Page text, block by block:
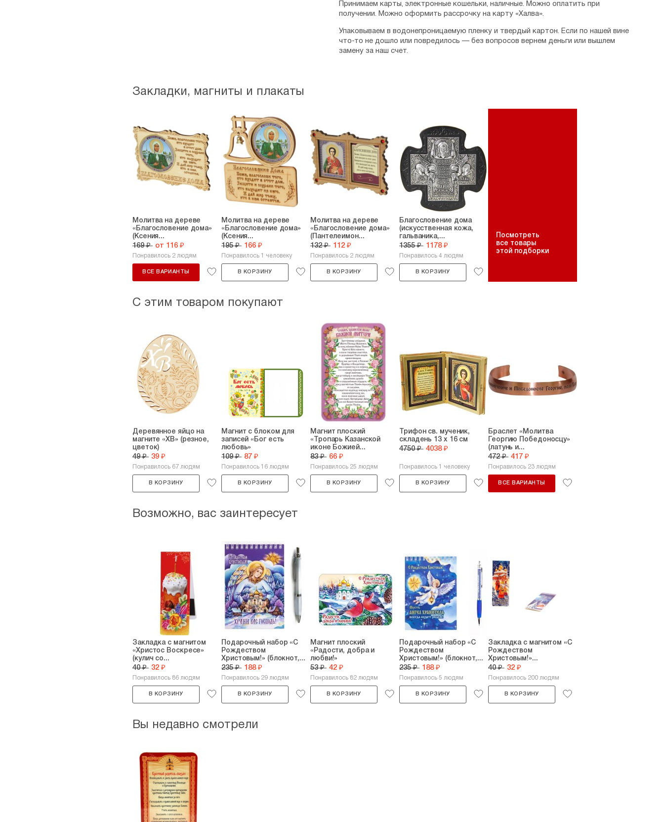
Принимаем карты, электронные кошельки, наличные. Можно оплатить при
получении. Можно оформить рассрочку на карту «Халва».
Упаковываем в водонепроницаемую пленку и твердый картон. Если по нашей вине
что-то не дошло или повредилось — без вопросов вернем деньги или вышлем
замену за наш счет.
Закладки, магниты и плакаты
Молитва на дереве
«Благословение дома»
(Ксения...
169 ₽ от 116 ₽
Понравилось 2 людям
ВСЕ ВАРИАНТЫ
Молитва на дереве
«Благословение дома»
(Ксения...
195 ₽ 166 ₽
Понравилось 1 человеку
В КОРЗИНУ
Молитва на дереве
«Благословение дома»
(Пантелеимон...
132 ₽ 112 ₽
Понравилось 2 людям
В КОРЗИНУ
Благословение дома
(искусственная кожа,
гальваника,...
1355 ₽ 1178 ₽
Понравилось 4 людям
В КОРЗИНУ
Посмотреть
все товары
этой подборки
С этим товаром покупают
Деревянное яйцо на
магните «ХВ» (резное,
цветок)
49 ₽ 39 ₽
Понравилось 67 людям
В КОРЗИНУ
Магнит с блоком для
записей «Бог есть
любовь»
109 ₽ 87 ₽
Понравилось 16 людям
В КОРЗИНУ
Магнит плоский
«Тропарь Казанской
иконе Божией...
83 ₽ 66 ₽
Понравилось 25 людям
В КОРЗИНУ
Трифон св. мученик,
складень 13 х 16 см
4750 ₽ 4038 ₽
Понравилось 1 человеку
В КОРЗИНУ
Браслет «Молитва
Георгию Победоносцу»
(латунь и...
472 ₽ 417 ₽
Понравилось 23 людям
ВСЕ ВАРИАНТЫ
Возможно, вас заинтересует
Закладка с магнитом
«Христос Воскресе»
(кулич со...
40 ₽ 32 ₽
Понравилось 86 людям
В КОРЗИНУ
Подарочный набор «С
Рождеством
Христовым!» (блокнот,...
235 ₽ 188 ₽
Понравилось 29 людям
В КОРЗИНУ
Магнит плоский
«Радости, добра и
любви!»
53 ₽ 42 ₽
Понравилось 82 людям
В КОРЗИНУ
Подарочный набор «С
Рождеством
Христовым!» (блокнот,...
235 ₽ 188 ₽
Понравилось 5 людям
В КОРЗИНУ
Закладка с магнитом «С
Рождеством
Христовым!»...
40 ₽ 32 ₽
Понравилось 200 людям
В КОРЗИНУ
Вы недавно смотрели